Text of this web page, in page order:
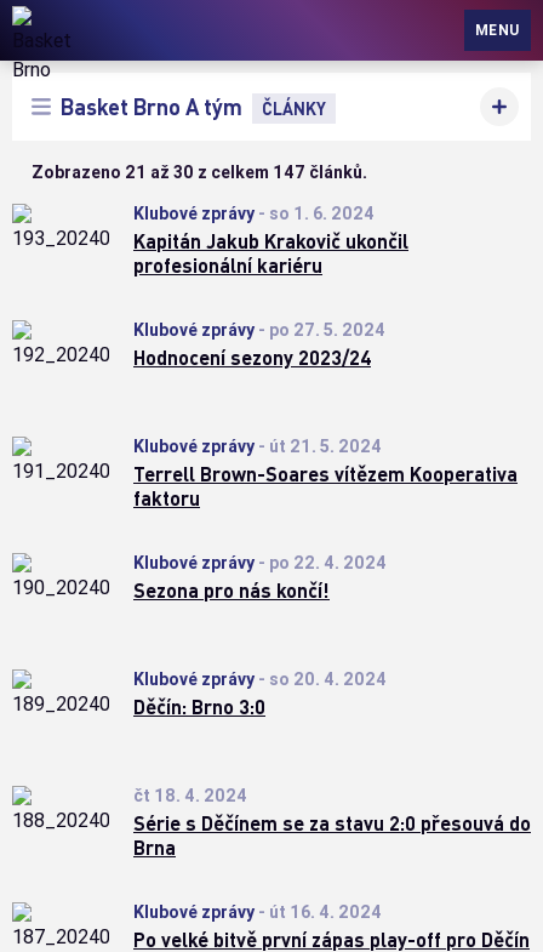
Basket Brno
MENU
Basket Brno A tým ČLÁNKY
Zobrazeno 21 až 30 z celkem 147 článků.
Klubové zprávy - so 1. 6. 2024
Kapitán Jakub Krakovič ukončil
profesionální kariéru
Klubové zprávy - po 27. 5. 2024
Hodnocení sezony 2023/24
Klubové zprávy - út 21. 5. 2024
Terrell Brown-Soares vítězem Kooperativa
faktoru
Klubové zprávy - po 22. 4. 2024
Sezona pro nás končí!
Klubové zprávy - so 20. 4. 2024
Děčín: Brno 3:0
čt 18. 4. 2024
Série s Děčínem se za stavu 2:0 přesouvá do
Brna
Klubové zprávy - út 16. 4. 2024
Po velké bitvě první zápas play-off pro Děčín